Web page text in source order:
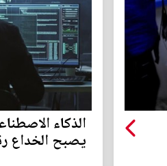
الذكاء
يصبح الخداع